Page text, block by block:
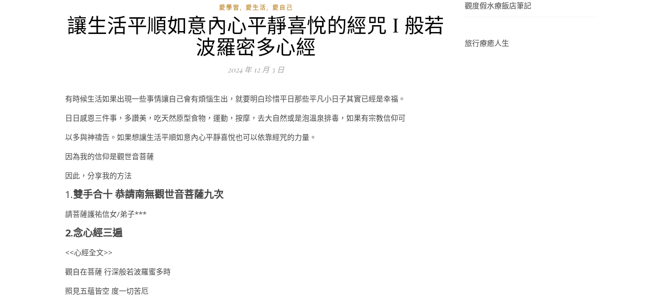
愛學習, 愛生活, 愛自己
讓生活平順如意內心平靜喜悅的經咒 I 般若
波羅密多心經
2024 年 12 月 3 日
有時候生活如果出現一些事情讓自己會有煩惱生出，就要明白珍惜平日那些平凡小日子其實已經是幸福。
日日感恩三件事，多讚美，吃天然原型食物，運動，按摩，去大自然或是泡溫泉排毒，如果有宗教信仰可
以多與神禱告。如果想讓生活平順如意內心平靜喜悅也可以依靠經咒的力量。
因為我的信仰是觀世音菩薩
因此，分享我的方法
1.雙手合十 恭請南無觀世音菩薩九次
請菩薩護祐信女/弟子***
2.念心經三遍
<<心經全文>>
觀自在菩薩 行深般若波羅蜜多時
照見五蘊皆空 度一切苦厄
觀度假水療飯店筆記
旅行療癒人生